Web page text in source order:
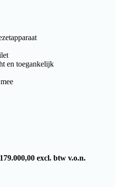
en toegankelijk
excl. btw v.o.n.